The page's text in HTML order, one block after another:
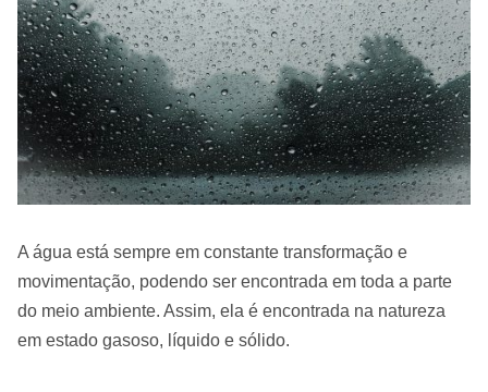
A água está sempre em constante transformação e
movimentação, podendo ser encontrada em toda a parte
do meio ambiente. Assim, ela é encontrada na natureza
em estado gasoso, líquido e sólido.